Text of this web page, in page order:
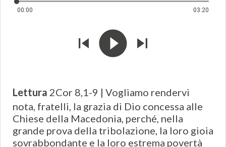
00:00 03:20
Lettura 2Cor 8,1-9 | Vogliamo rendervi
nota, fratelli, la grazia di Dio concessa alle
Chiese della Macedonia, perché, nella
grande prova della tribolazione, la loro gioia
sovrabbondante e la loro estrema povertà